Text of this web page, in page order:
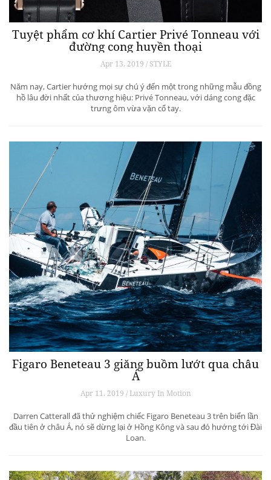
Tuyệt phẩm cơ khí Cartier Privé Tonneau với
đường cong huyền thoại
Apr 13, 2019 / STYLE
Năm nay, Cartier hướng mọi sự chú ý đến một trong những mẫu đồng
hồ lâu đời nhất của thương hiệu: Privé Tonneau, với dáng cong đặc
trưng ôm vừa vặn cổ tay.
Figaro Beneteau 3 giăng buồm lướt qua châu
Á
Apr 11, 2019 / Luxury In Motion
Darren Catterall đã thử nghiệm chiếc Figaro Beneteau 3 trên biển lần
đầu tiên ở châu Á, nó sẽ dừng lại ở Hồng Kông và sau đó hướng tới Đài
Loan.